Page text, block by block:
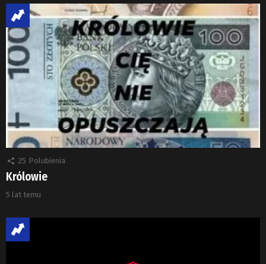
25 Polubienia
Królowie
5 lat temu